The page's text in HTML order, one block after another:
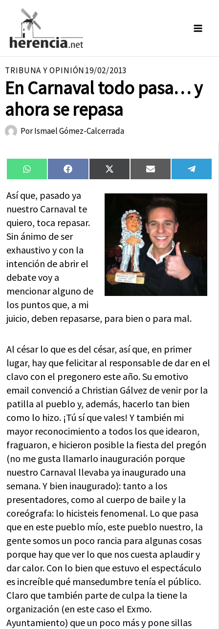
contenido
TRIBUNA Y OPINIÓN19/02/2013
En Carnaval todo pasa… y
ahora se repasa
PorIsmael Gómez-Calcerrada
Compartir
en
WhatsAppCompartir
en
FacebookCompartir
en
X
(Twitter)
Compartir
en
Email
en
Así que, pasado ya
nuestro Carnaval te
quiero, toca repasar.
Sin ánimo de ser
exhaustivo y con la
intención de abrir el
debate voy a
mencionar alguno de
los puntos que, a mi
juicio, deben repasarse, para bien o para mal.
Al césar lo que es del césar, así que, en primer
lugar, hay que felicitar al responsable de dar en el
clavo con el pregonero este año. Su emotivo
email convenció a Christian Gálvez de venir por la
patilla al pueblo y, además, hacerlo tan bien
como lo hizo. ¡Tú sí que vales! Y también mi
mayor reconocimiento a todos los que idearon,
fraguaron, e hicieron posible la fiesta del pregón
(no me gusta llamarlo inauguración porque
nuestro Carnaval llevaba ya inaugurado una
semana. Y bien inaugurado): tanto a los
presentadores, como al cuerpo de baile y la
coreógrafa: lo hicisteis fenomenal. Lo que pasa
que en este pueblo mío, este pueblo nuestro, la
gente somos un poco rancia para algunas cosas
porque hay que ver lo que nos cuesta aplaudir y
dar calor. Con lo bien que estuvo el espectáculo
es increíble qué mansedumbre tenía el público.
Claro que también parte de culpa la tiene la
organización (en este caso el Exmo.
Ayuntamiento) que un poco más y pone sillas